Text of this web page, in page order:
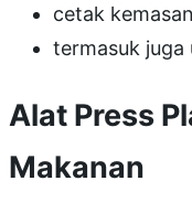
cetak
termasuk juga
Alat Press
Makanan